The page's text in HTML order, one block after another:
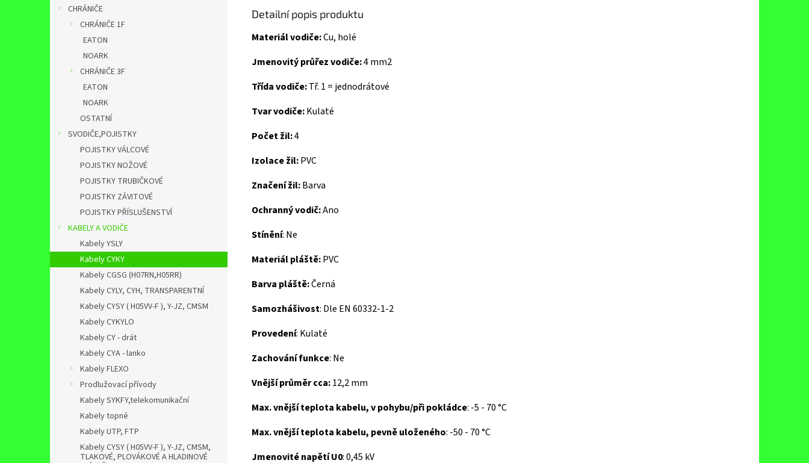
CHRÁNIČE
CHRÁNIČE 1F
EATON
NOARK
CHRÁNIČE 3F
EATON
NOARK
OSTATNÍ
SVODIČE,POJISTKY
POJISTKY VÁLCOVÉ
POJISTKY NOŽOVÉ
POJISTKY TRUBIČKOVÉ
POJISTKY ZÁVITOVÉ
POJISTKY PŘÍSLUŠENSTVÍ
KABELY A VODIČE
Kabely YSLY
Kabely CYKY
Kabely CGSG (H07RN,H05RR)
Kabely CYLY, CYH, TRANSPARENTNÍ
Kabely CYSY ( H05VV-F ), Y-JZ, CMSM
Kabely CYKYLO
Kabely CY - drát
Kabely CYA - lanko
Kabely FLEXO
Prodlužovací přívody
Kabely SYKFY,telekomunikační
Kabely topné
Kabely UTP, FTP
Kabely CYSY ( H05VV-F ), Y-JZ, CMSM,
TLAKOVÉ, PLOVÁKOVÉ A HLADINOVÉ
Detailní popis produktu
Materiál vodiče:Cu, holé
Jmenovitý průřez vodiče:4 mm2
Třída vodiče:Tř. 1 = jednodrátové
Tvar vodiče:Kulaté
Počet žil:4
Izolace žil:PVC
Značení žil:Barva
Ochranný vodič:Ano
Stínění: Ne
Materiál pláště:PVC
Barva pláště:Černá
Samozhášivost: Dle EN 60332-1-2
Provedení: Kulaté
Zachování funkce: Ne
Vnější průměr cca:12,2 mm
Max. vnější teplota kabelu, v pohybu/při pokládce: -5 - 70 °C
Max. vnější teplota kabelu, pevně uloženého: -50 - 70 °C
Jmenovité napětí U0:0,45 kV